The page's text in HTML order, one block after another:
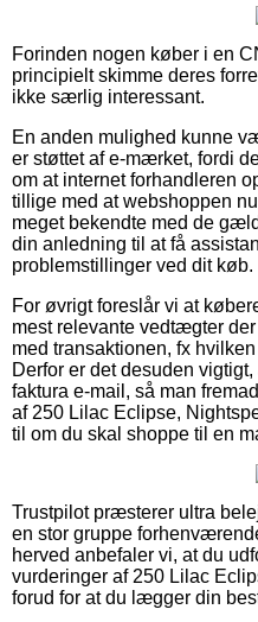
Forinden nogen køber i en
principielt skimme deres
ikke særlig interessant.
En anden mulighed kunne
er støttet af e-mærket, fordi
om at internet forhandleren
tillige med at webshoppen
meget bekendte med de
din anledning til at få
problemstillinger ved dit køb.
For øvrigt foreslår vi at
mest relevante vedtægter
med transaktionen, fx
Derfor er det desuden
faktura e-mail, så man
af 250 Lilac Eclipse,
til om du skal shoppe til en
Trustpilot præsterer ultra
en stor gruppe
herved anbefaler vi, at du
vurderinger af 250 Lilac
forud for at du lægger din